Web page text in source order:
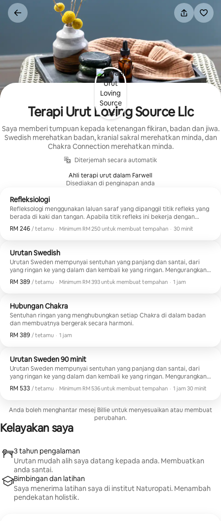
Langkau
kandungan
Terapi Urut Loving Source Llc
Saya memberi tumpuan kepada ketenangan fikiran, badan dan jiwa.
Swedish merehatkan badan, kranial sakral merehatkan minda, dan
Chakra Connection merehatkan minda.
Diterjemah secara automatik
Ahli terapi urut dalam Farwell
Disediakan di penginapan anda
Refleksiologi
Refleksologi menggunakan laluan saraf yang dipanggil titik refleks yang
berada di kaki dan tangan. Apabila titik refleks ini bekerja dengan
badan mula kembali kepada keadaan yang lebih semula jadi,
homeostasis. Titik-titik ini melegakan ketegangan, meningkatkan
sel dengan lebih mudah.
RM 246 / tetamu
RM 246, setiap tetamu
· Minimum RM 250 untuk membuat tempahan
, · 30 minit
Urutan Swedish
Urutan Sweden mempunyai sentuhan yang panjang dan santai, dari
yang ringan ke yang dalam dan kembali ke yang ringan. Mengurangkan
banyak ketegangan dan ketegangan dari otot. Membantu melegakan
keletihan dan keresahan dengan menenangkan sistem saraf.
penyembuhan.
RM 389 / tetamu
RM 389, setiap tetamu
· Minimum RM 393 untuk membuat tempahan
, · 1 jam
Hubungan Chakra
Sentuhan ringan yang menghubungkan setiap Chakra di dalam badan
dan membuatnya bergerak secara harmoni.
RM 389 / tetamu
RM 389, setiap tetamu
, · 1 jam
Urutan Sweden 90 minit
Urutan Sweden mempunyai sentuhan yang panjang dan santai, dari
yang ringan ke yang dalam dan kembali ke yang ringan. Mengurangkan
banyak ketegangan dan ketegangan dari otot. Membantu melegakan
keletihan dan keresahan dengan menenangkan sistem saraf.
Membantu meningkatkan metabolisme, tindak balas imun, dan proses
penyembuhan.
RM 533 / tetamu
RM 533, setiap tetamu
· Minimum RM 536 untuk membuat tempahan
, · 1 jam 30 minit
Anda boleh menghantar mesej Billie untuk menyesuaikan atau membuat
perubahan.
Kelayakan saya
3 tahun pengalaman
Urutan mudah alih saya datang kepada anda. Membuatkan
anda santai.
Bimbingan dan latihan
Saya menerima latihan saya di institut Naturopati. Menambah
pendekatan holistik.